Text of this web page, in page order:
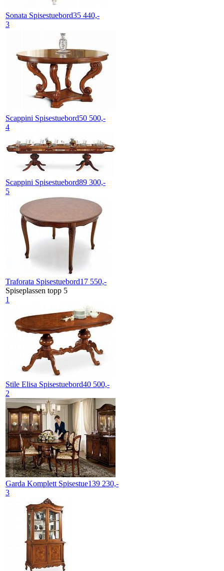
Sonata Spisestuebord35 440,-
3
Scappini Spisestuebord50 500,-
4
Scappini Spisestuebord89 300,-
5
Traforata Spisestuebord17 550,-
Spiseplassen topp 5
1
Stile Elisa Spisestuebord40 500,-
2
Garda Komplett Spisestue139 230,-
3